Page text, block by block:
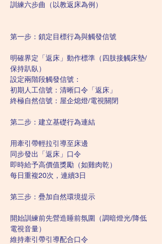
訓練六步曲（以教返床為例）
第一步：鎖定目標行為與觸發信號
明確界定「返床」動作標準（四肢接觸床墊/
保持趴臥）
設定兩階段觸發信號：
初期人工信號：清晰口令「返床」
終極自然信號：屋企熄燈/電視關閉
第二步：建立基礎行為連結
用牽引帶輕拉引導至床邊
同步發出「返床」口令
即時給予高價值獎勵（如雞肉乾）
每日重複20次，連續3日
第三步：疊加自然環境提示
開始訓練前先營造睡前氛圍（調暗燈光/降低
電視音量）
維持牽引帶引導配合口令